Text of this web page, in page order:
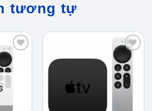
tương tự
Add to
wishlist
Add to
wishlist